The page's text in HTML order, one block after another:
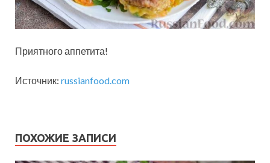
Приятного аппетита!
Источник: russianfood.com
ПОХОЖИЕ ЗАПИСИ